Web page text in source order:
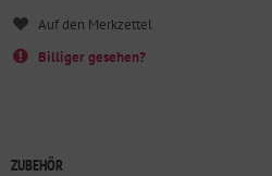
Billiger gesehen?
ZUBEHÖR